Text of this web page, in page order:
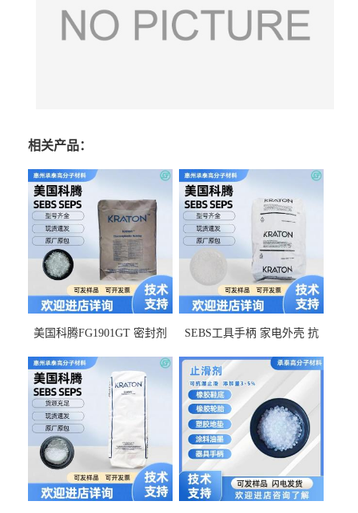
相关产品：
美国科腾FG1901GT 密封剂
佳 透明级
SEBS工具手柄 家电外壳 抗
耐候G1653VO